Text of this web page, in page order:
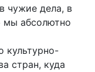
чужие дела, в
мы абсолютно
культурно-
стран, куда